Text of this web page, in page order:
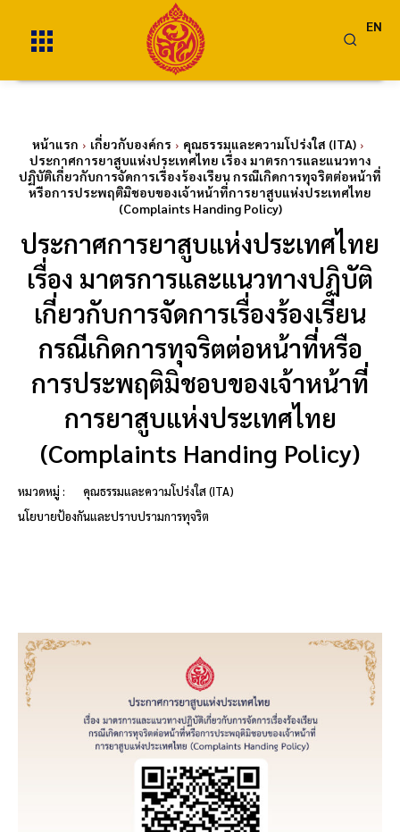
EN
หน้าแรก เกี่ยวกับองค์กร
คุณธรรมและความโปร่งใส (ITA)
ประกาศการยาสูบแห่งประเทศไทย เรื่อง มาตรการและแนวทาง
ปฏิบัติเกี่ยวกับการจัดการเรื่องร้องเรียน กรณีเกิดการทุจริตต่อหน้าที่
หรือการประพฤติมิชอบของเจ้าหน้าที่การยาสูบแห่งประเทศไทย
(Complaints Handing Policy)
ประกาศการยาสูบแห่งประเทศไทย
เรื่อง มาตรการและแนวทางปฏิบัติ
เกี่ยวกับการจัดการเรื่องร้องเรียน
กรณีเกิดการทุจริตต่อหน้าที่หรือ
การประพฤติมิชอบของเจ้าหน้าที่
การยาสูบแห่งประเทศไทย
(Complaints Handing Policy)
หมวดหมู่ :
คุณธรรมและความโปร่งใส (ITA)
นโยบายป้องกันและปราบปรามการทุจริต